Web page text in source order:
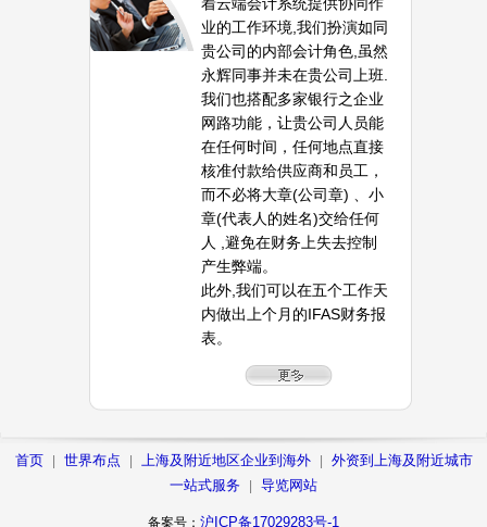
业的工作环境,我们扮演如同
贵公司的内部会计角色,虽然
永辉同事并未在贵公司上班.
我们也搭配多家银行之企业
网路功能，让贵公司人员能
在任何时间，任何地点直接
核准付款给供应商和员工，
而不必将大章(公司章) 、小
章(代表人的姓名)交给任何
人 ,避免在财务上失去控制
产生弊端。
此外,我们可以在五个工作天
内做出上个月的IFAS财务报
表。
首页 世界布点 上海及附近地区企业到海外
外资到上海及附近城市
一站式服务
导览网站
备案号： 沪ICP备17029283号-1